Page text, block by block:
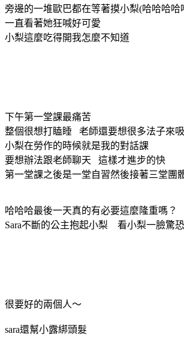
旁邊的一堆歐巴都在等著摸小梨(哈哈哈哈
一直看著她狂喊好可愛
小梨這麼吃得開我怎麼不知道
下午第一堂課最痛苦
整個很想打瞌睡 老師還要想很多法子來
小梨在勞作的時候就是我的對話課
要想辦法跟老師聊天 這樣才進步的快
第一堂課之後是一堂自習然後接著三堂團
哈哈哈最後一天真的有必要這麼隆重嗎？
Sara不斷的公主抱起小梨 看小梨一臉驚
很要好的兩個人～
sara還幫小露綁頭髮